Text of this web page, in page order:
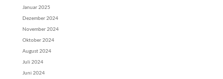
Januar 2025
Dezember 2024
November 2024
Oktober 2024
August 2024
Juli 2024
Juni 2024